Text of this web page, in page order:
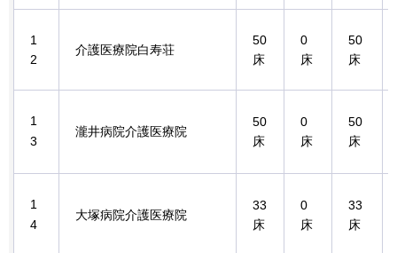
1
2
介護医療院白寿荘
50
床
0
床
50
床
1
3
瀧井病院介護医療院
50
床
0
床
50
床
1
4
大塚病院介護医療院
33
床
0
床
33
床